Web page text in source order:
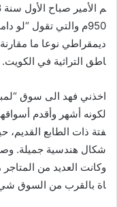
950م والتي تقول
ديمقراطي نوعا ما
اطق التراثية في الكويت.
اخذني فهد الى سوق
لكونه أشهر وأقدم
فتة ذات الطابع
وكانت العديد من
اة بالقرب من السوق